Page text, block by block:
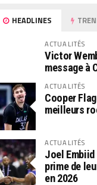
HEADLINES
ACTUALITÉS
Victor
message à
ACTUALITÉS
Cooper
meilleurs
ACTUALITÉS
Joel Embiid
prime de
en 2026